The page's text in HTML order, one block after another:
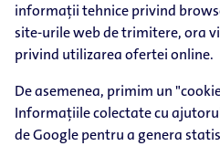
informații tehnice privind
site-urile web de trimitere, ora
privind utilizarea ofertei online.
De asemenea, primim un
Informațiile colectate cu
de Google pentru a genera